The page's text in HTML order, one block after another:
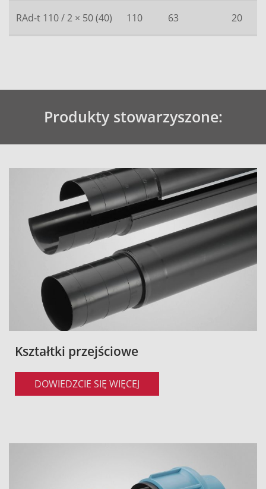
RAd-t 110 / 2 × 50 (40) 110 63 20
Produkty stowarzyszone:
Kształtki przejściowe
DOWIEDZCIE SIĘ WIĘCEJ